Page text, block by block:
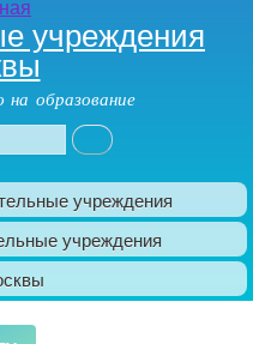
учреждения
образование
учреждения
учреждения